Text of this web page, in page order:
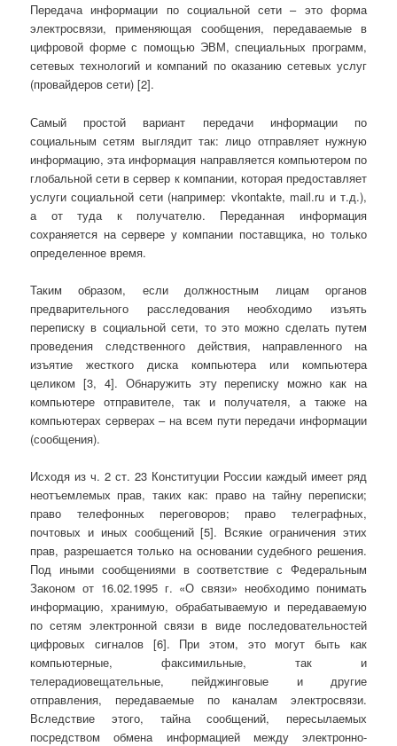
Передача информации по социальной сети – это форма
электросвязи, применяющая сообщения, передаваемые в
цифровой форме с помощью ЭВМ, специальных программ,
сетевых технологий и компаний по оказанию сетевых услуг
(провайдеров сети) [2].
Самый простой вариант передачи информации по
социальным сетям выглядит так: лицо отправляет нужную
информацию, эта информация направляется компьютером по
глобальной сети в сервер к компании, которая предоставляет
услуги социальной сети (например: vkontakte, mail.ru и т.д.),
а от туда к получателю. Переданная информация
сохраняется на сервере у компании поставщика, но только
определенное время.
Таким образом, если должностным лицам органов
предварительного расследования необходимо изъять
переписку в социальной сети, то это можно сделать путем
проведения следственного действия, направленного на
изъятие жесткого диска компьютера или компьютера
целиком [3, 4]. Обнаружить эту переписку можно как на
компьютере отправителе, так и получателя, а также на
компьютерах серверах – на всем пути передачи информации
(сообщения).
Исходя из ч. 2 ст. 23 Конституции России каждый имеет ряд
неотъемлемых прав, таких как: право на тайну переписки;
право телефонных переговоров; право телеграфных,
почтовых и иных сообщений [5]. Всякие ограничения этих
прав, разрешается только на основании судебного решения.
Под иными сообщениями в соответствие с Федеральным
Законом от 16.02.1995 г. «О связи» необходимо понимать
информацию, хранимую, обрабатываемую и передаваемую
по сетям электронной связи в виде последовательностей
цифровых сигналов [6]. При этом, это могут быть как
компьютерные, факсимильные, так и
телерадиовещательные, пейджинговые и другие
отправления, передаваемые по каналам электросвязи.
Вследствие этого, тайна сообщений, пересылаемых
посредством обмена информацией между электронно-